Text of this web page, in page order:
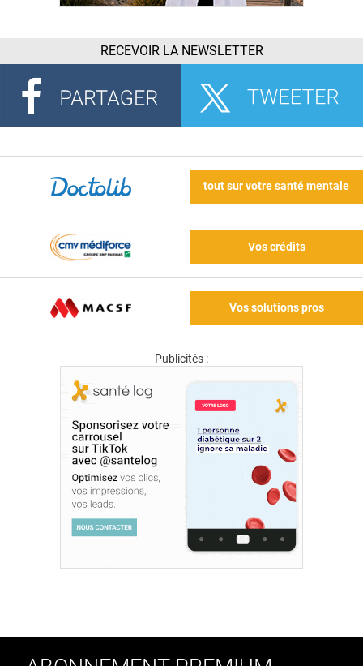
RECEVOIR LA NEWSLETTER
tout sur votre santé mentale
Vos crédits
Vos solutions pros
Publicités :